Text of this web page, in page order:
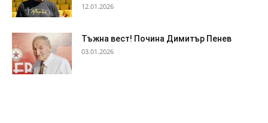
12.01.2026
Тъжна вест! Почина Димитър Пенев
03.01.2026